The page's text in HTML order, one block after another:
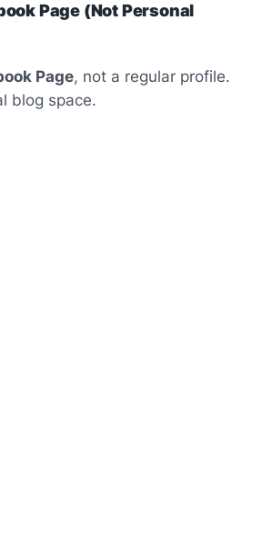
Page (Not Personal
Page, not a regular profile.
blog space.